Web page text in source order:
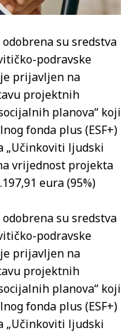
su sredstva
podravske
prijavljen na
projektnih
planova“ koji
fonda plus (ESF+)
„Učinkoviti ljudski
vrijednost projekta
eura (95%)
su sredstva
podravske
prijavljen na
projektnih
planova“ koji
fonda plus (ESF+)
„Učinkoviti ljudski